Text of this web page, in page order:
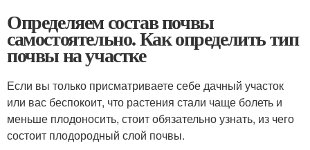
Определяем состав почвы
самостоятельно. Как определить тип
почвы на участке
Если вы только присматриваете себе дачный участок
или вас беспокоит, что растения стали чаще болеть и
меньше плодоносить, стоит обязательно узнать, из чего
состоит плодородный слой почвы.